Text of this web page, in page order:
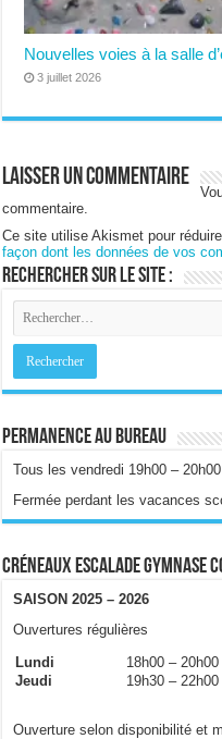
Nouvelles voies à la salle
3 juillet 2026
Laisser un commentaire
commentaire.
Ce site utilise Akismet pour
façon dont les données de vos
Rechercher sur le site :
Permanence au bureau
Tous les vendredi 19h00 – 20h00
Fermée perdant les vacances
Créneaux escalade gymnase
SAISON 2025 – 2026
Ouvertures régulières
Lundi
18h00 – 20h00
Jeudi
19h30 – 22h00
Ouverture selon disponibilité et